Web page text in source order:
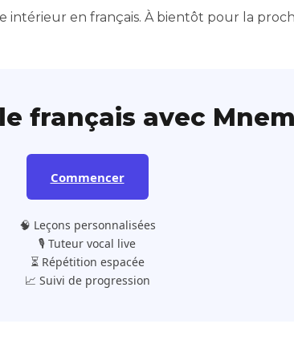
en français. À bientôt pour la
français avec
Commencer
🧠 Leçons personnalisées
🎙️ Tuteur vocal live
⏳ Répétition espacée
📈 Suivi de progression